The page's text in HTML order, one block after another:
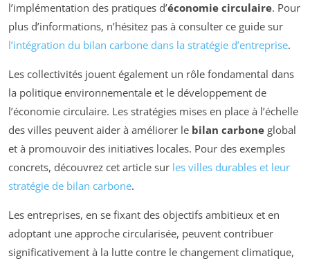
l’implémentation des pratiques d’économie circulaire. Pour
plus d’informations, n’hésitez pas à consulter ce guide sur
l’intégration du bilan carbone dans la stratégie d’entreprise.
Les collectivités jouent également un rôle fondamental dans
la politique environnementale et le développement de
l’économie circulaire. Les stratégies mises en place à l’échelle
des villes peuvent aider à améliorer le bilan carbone global
et à promouvoir des initiatives locales. Pour des exemples
concrets, découvrez cet article sur les villes durables et leur
stratégie de bilan carbone.
Les entreprises, en se fixant des objectifs ambitieux et en
adoptant une approche circularisée, peuvent contribuer
significativement à la lutte contre le changement climatique,